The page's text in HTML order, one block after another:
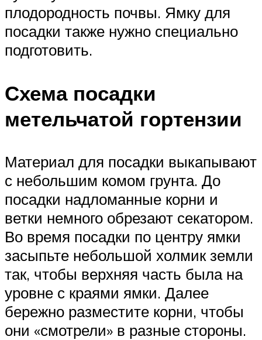
плодородность почвы. Ямку для
посадки также нужно специально
подготовить.
Схема посадки
метельчатой гортензии
Материал для посадки выка­пывают
с небольшим комом грунта. До
посадки надломанные корни и
ветки немного обрезают секатором.
Во время посадки по центру ямки
засыпьте небольшой холмик земли
так, чтобы верхняя часть была на
уровне с краями ямки. Далее
бережно разместите корни, чтобы
они «смотрели» в разные стороны.